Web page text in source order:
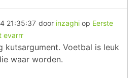
21:35:37 door inzaghi op Eerste
evarrr
kutsargument. Voetbal is leuk
waar worden.